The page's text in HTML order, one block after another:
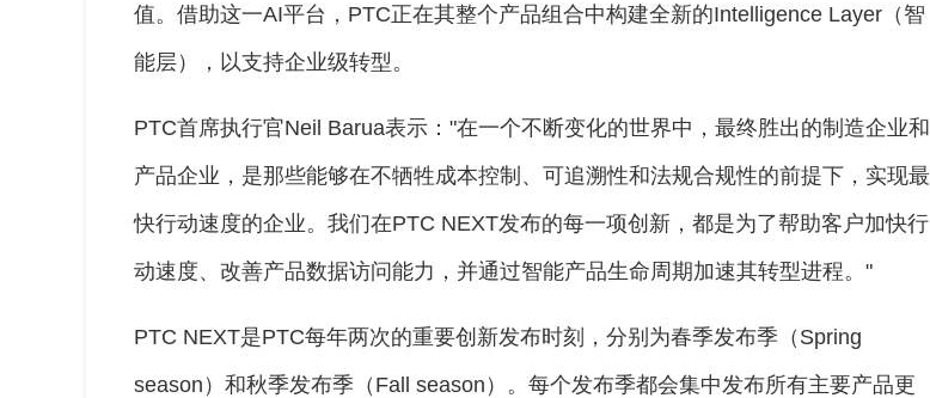
值。借助这一AI平台，PTC正在其整个产品组合中构建全新的Intelligence Layer（智
能层），以支持企业级转型。
PTC首席执行官Neil Barua表示："在一个不断变化的世界中，最终胜出的制造企业和
产品企业，是那些能够在不牺牲成本控制、可追溯性和法规合规性的前提下，实现最
快行动速度的企业。我们在PTC NEXT发布的每一项创新，都是为了帮助客户加快行
动速度、改善产品数据访问能力，并通过智能产品生命周期加速其转型进程。"
PTC NEXT是PTC每年两次的重要创新发布时刻，分别为春季发布季（Spring
season）和秋季发布季（Fall season）。每个发布季都会集中发布所有主要产品更